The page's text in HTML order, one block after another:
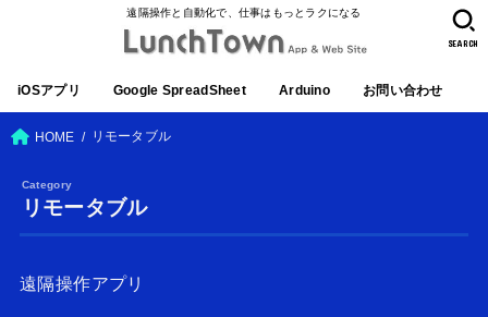
遠隔操作と自動化で、仕事はもっとラクになる
iOSアプリ Google SpreadSheet Arduino お問い合わせ
SEARCH
HOME リモータブル
リモータブル
遠隔操作アプリ